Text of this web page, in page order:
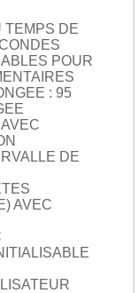
TEMPS DE
POUR
: 95
DE
AVEC